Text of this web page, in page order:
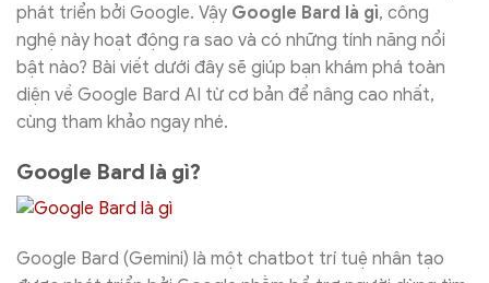
phát triển bởi Google. Vậy Google Bard là gì, công
nghệ này hoạt động ra sao và có những tính năng nổi
bật nào? Bài viết dưới đây sẽ giúp bạn khám phá toàn
diện về Google Bard AI từ cơ bản để nâng cao nhất,
cùng tham khảo ngay nhé.
Google Bard là gì?
Google Bard (Gemini) là một chatbot trí tuệ nhân tạo